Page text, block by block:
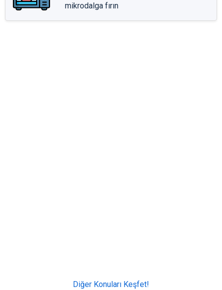
mikrodalga fırın
Diğer Konuları Keşfet!